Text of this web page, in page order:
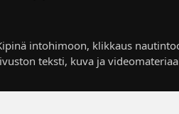
intohimoon, klikkaus
teksti, kuva ja